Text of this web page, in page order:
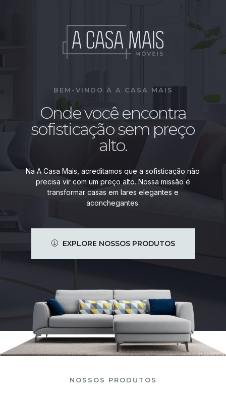
BEM-VINDO À A CASA MAIS
Onde você encontra
sofisticação sem preço
alto.
Na A Casa Mais, acreditamos que a sofisticação não
precisa vir com um preço alto. Nossa missão é
transformar casas em lares elegantes e
aconchegantes.
EXPLORE NOSSOS PRODUTOS
NOSSOS PRODUTOS